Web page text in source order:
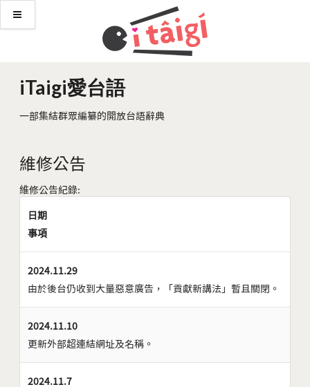
iTaigi愛台語
一部集結群眾編纂的開放台語辭典
維修公告
維修公告紀錄:
日期
事項
2024.11.29
由於後台仍收到大量惡意廣告，「貢獻新講法」暫且關閉。
2024.11.10
更新外部超連結網址及名稱。
2024.11.7